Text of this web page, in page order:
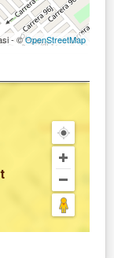
- ©OpenStreetMap